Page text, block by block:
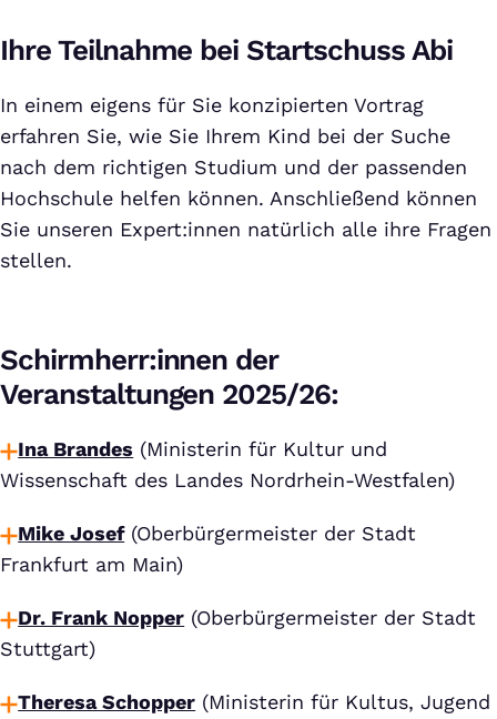
Ihre Teilnahme bei Startschuss Abi
In einem eigens für Sie konzipierten Vortrag
erfahren Sie, wie Sie Ihrem Kind bei der Suche
nach dem richtigen Studium und der passenden
Hochschule helfen können. Anschließend können
Sie unseren Expert:innen natürlich alle ihre Fragen
stellen.
Schirmherr:innen der
Veranstaltungen 2025/26:
Ina Brandes (Ministerin für Kultur und
Wissenschaft des Landes Nordrhein-Westfalen)
Mike Josef(Oberbürgermeister der Stadt
Frankfurt am Main)
Dr. Frank Nopper (Oberbürgermeister der Stadt
Stuttgart)
Theresa Schopper (Ministerin für Kultus, Jugend